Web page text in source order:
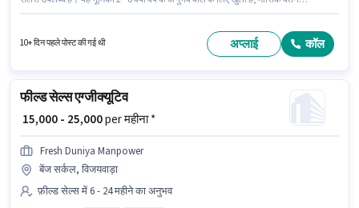
श्रेणी में सेल्स कोऑर्डिनेटर / एग्जीक्यूटिव के रूप में जुड़ें। यह नौकरी बेंज सर्कल, विजयवाड़ा में
10+ दिन पहले पोस्ट की गई थी अप्लाई कॉल
फील्ड सेल्स एग्जीक्यूटिव
₹ 15,000 - 25,000per महीना *
Fresh Duniya Manpower
बेंज सर्कल, विजयवाड़ा
फ़ील्ड सेल्स में 6 - 24 महीने का अनुभव